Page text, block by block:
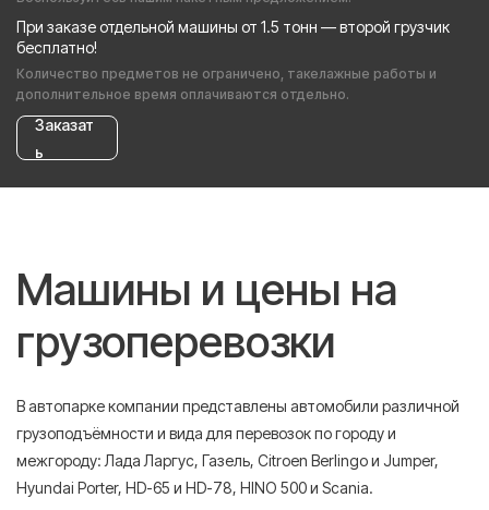
При заказе отдельной машины от 1.5 тонн — второй грузчик
бесплатно!
Количество предметов не ограничено, такелажные работы и
дополнительное время оплачиваются отдельно.
Заказат
ь
Машины и цены на
грузоперевозки
В автопарке компании представлены автомобили различной
грузоподъёмности и вида для перевозок по городу и
межгороду: Лада Ларгус, Газель, Citroen Berlingo и Jumper,
Hyundai Porter, HD-65 и HD-78, HINO 500 и Scania.